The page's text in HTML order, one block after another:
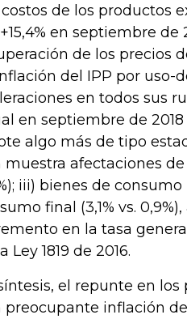
costos de los productos
en septiembre de
de los precios
del IPP por uso-
en todos sus
en septiembre de
algo más de tipo
muestra afectaciones de
iii) bienes de consumo
final (3,1% vs.
en la tasa
Ley 1819 de 2016.
el repunte en
preocupante inflación